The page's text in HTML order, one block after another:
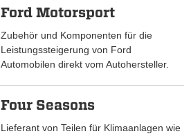
Ford Motorsport
Zubehör und Komponenten für die
Leistungssteigerung von Ford
Automobilen direkt vom Autohersteller.
Four Seasons
Lieferant von Teilen für Klimaanlagen wie